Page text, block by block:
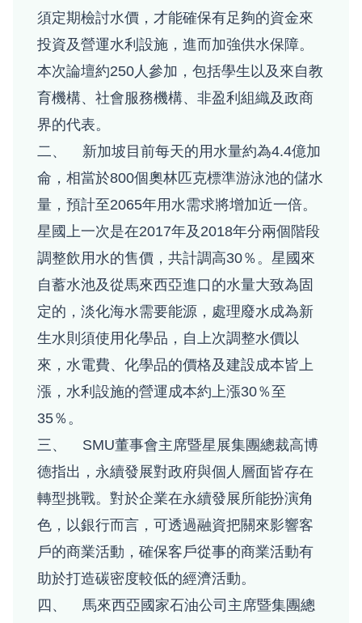
須定期檢討水價，才能確保有足夠的資金來
投資及營運水利設施，進而加強供水保障。
本次論壇約250人參加，包括學生以及來自教
育機構、社會服務機構、非盈利組織及政商
界的代表。
二、 新加坡目前每天的用水量約為4.4億加
侖，相當於800個奧林匹克標準游泳池的儲水
量，預計至2065年用水需求將增加近一倍。
星國上一次是在2017年及2018年分兩個階段
調整飲用水的售價，共計調高30％。星國來
自蓄水池及從馬來西亞進口的水量大致為固
定的，淡化海水需要能源，處理廢水成為新
生水則須使用化學品，自上次調整水價以
來，水電費、化學品的價格及建設成本皆上
漲，水利設施的營運成本約上漲30％至
35％。
三、 SMU董事會主席暨星展集團總裁高博
德指出，永續發展對政府與個人層面皆存在
轉型挑戰。對於企業在永續發展所能扮演角
色，以銀行而言，可透過融資把關來影響客
戶的商業活動，確保客戶從事的商業活動有
助於打造碳密度較低的經濟活動。
四、 馬來西亞國家石油公司主席暨集團總